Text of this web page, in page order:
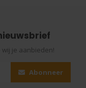
je aanbieden!
Abonneer